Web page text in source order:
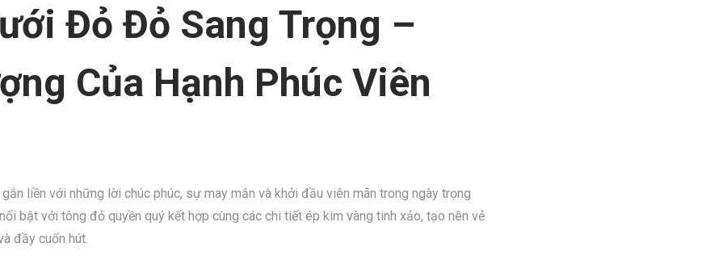
Đỏ Đỏ Sang Trọng –
Của Hạnh Phúc Viên
liền với những lời chúc phúc, sự may mắn và khởi đầu viên mãn trong ngày trọng
bật với tông đỏ quyền quý kết hợp cùng các chi tiết ép kim vàng tinh xảo, tạo nên vẻ
đầy cuốn hút.